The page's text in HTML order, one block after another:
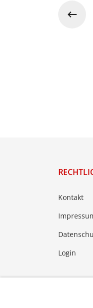
Kontakt
Login
© 2026